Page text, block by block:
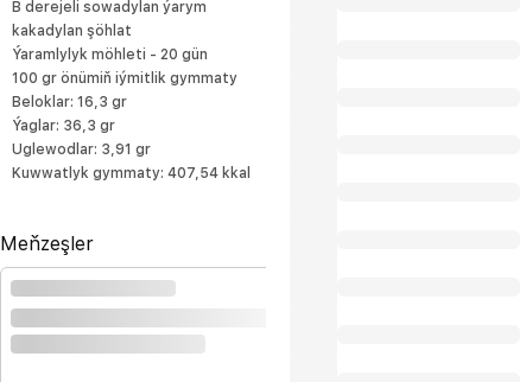
B derejeli sowadylan ýarym
kakadylan şöhlat
Ýaramlylyk möhleti - 20 gün
100 gr önümiň iýmitlik gymmaty
Beloklar: 16,3 gr
Ýaglar: 36,3 gr
Uglewodlar: 3,91 gr
Kuwwatlyk gymmaty: 407,54 kkal
Meňzeşler